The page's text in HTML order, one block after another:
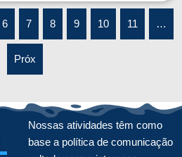
6 7 8 9 10 11 …
Próx
Nossas atividades têm como
base a política de comunicação